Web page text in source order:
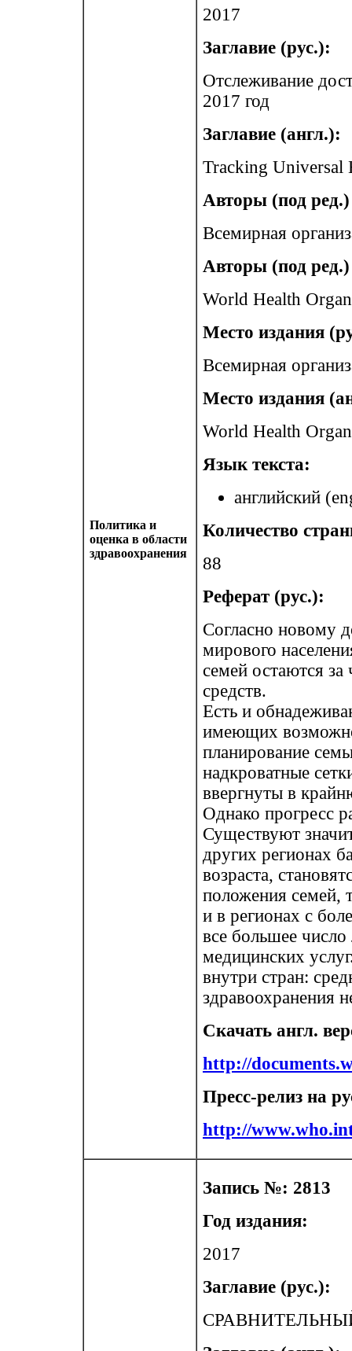
Политика и
оценка в области
здравоохранения
2017
Заглавие (рус.):
Отслеживание
2017 год
Заглавие (англ.):
Tracking Universal
Авторы (под
Всемирная
Авторы (под
World Health
Место издания
Всемирная
Место издания
World Health
Язык текста:
английский
Количество
88
Реферат (рус.):
Согласно новому
мирового
семей остаются
средств.
Есть и
имеющих
планирование
надкроватные
ввергнуты в
Однако прогресс
Существуют
других регионах
возраста,
положения семей,
и в регионах с
все большее
медицинских
внутри стран:
здравоохранения
Скачать англ.
http://
Пресс-релиз на
http://
Запись №: 2813
Год издания:
2017
Заглавие (рус.):
СРАВНИТЕЛЬНЫЙ